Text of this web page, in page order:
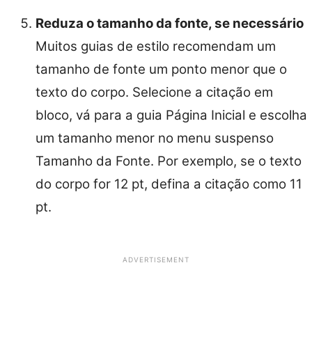
Reduza o tamanho da fonte, se necessário
Muitos guias de estilo recomendam um
tamanho de fonte um ponto menor que o
texto do corpo. Selecione a citação em
bloco, vá para a guia Página Inicial e escolha
um tamanho menor no menu suspenso
Tamanho da Fonte. Por exemplo, se o texto
do corpo for 12 pt, defina a citação como 11
pt.
ADVERTISEMENT